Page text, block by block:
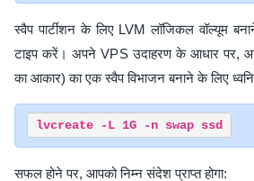
स्वैप पार्टीशन के लिए LVM लॉजिकल वॉल्यूम
टाइप करें। अपने VPS उदाहरण के आधार पर,
का आकार) का एक स्वैप विभाजन बनाने के लिए
सफल होने पर, आपको निम्न संदेश प्राप्त होगा: